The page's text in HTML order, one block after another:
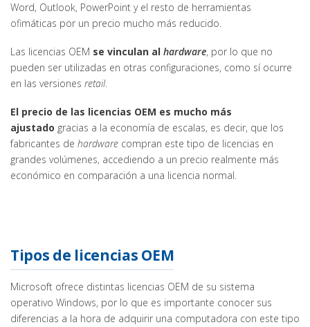
Word, Outlook, PowerPoint y el resto de herramientas
ofimáticas por un precio mucho más reducido.
Las licencias OEM se vinculan al hardware, por lo que no
pueden ser utilizadas en otras configuraciones, como sí ocurre
en las versiones retail.
El precio de las licencias OEM es mucho más
ajustado gracias a la economía de escalas, es decir, que los
fabricantes de hardware compran este tipo de licencias en
grandes volúmenes, accediendo a un precio realmente más
económico en comparación a una licencia normal.
Tipos de licencias OEM
Microsoft ofrece distintas licencias OEM de su sistema
operativo Windows, por lo que es importante conocer sus
diferencias a la hora de adquirir una computadora con este tipo